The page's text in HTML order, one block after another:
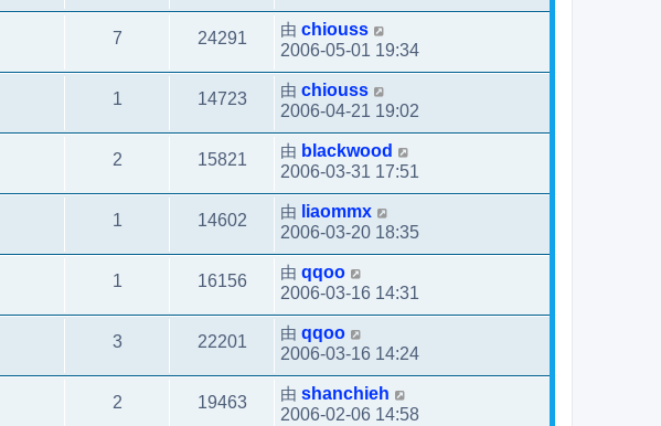
7 24291 由 chiouss
2006-05-01 19:34
1 14723 由 chiouss
2006-04-21 19:02
2 15821 由 blackwood
2006-03-31 17:51
1 14602 由 liaommx
2006-03-20 18:35
1 16156 由 qqoo
2006-03-16 14:31
3 22201 由 qqoo
2006-03-16 14:24
2 19463 由 shanchieh
2006-02-06 14:58